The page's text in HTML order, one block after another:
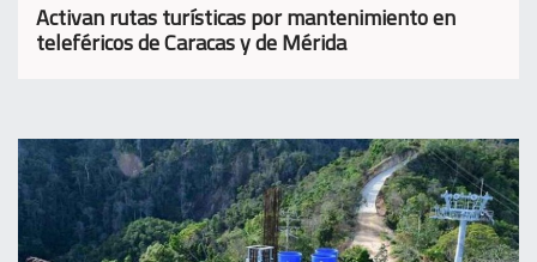
Activan rutas turísticas por mantenimiento en
teleféricos de Caracas y de Mérida